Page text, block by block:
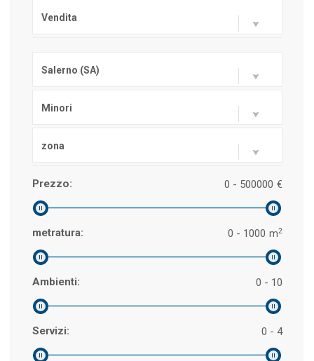
Vendita
Salerno (SA)
Minori
zona
Prezzo: €
0 - 500000
metratura: m2
0 - 1000
Ambienti: 0 - 10
Servizi: 0 - 4